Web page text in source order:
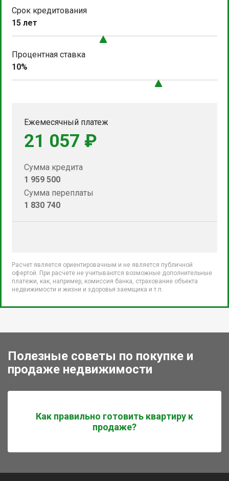
Срок кредитования
15 лет
Процентная ставка
10%
Ежемесячный платеж
21 057 ₽
Сумма кредита
1 959 500
Сумма переплаты
1 830 740
Расчет является ориентировачным и не является публичной
офертой. При расчете не учитываются возможные дополнительные
платежи, как, например, комиссия банка, страхование объекта
недвижимости и жизни и здоровья заемщика и т.п.
Полезные советы по покупке и
продаже недвижимости
Как правильно готовить квартиру к
продаже?